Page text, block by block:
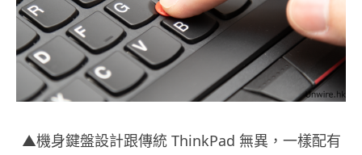
▲機身鍵盤設計跟傳統 ThinkPad 無異，一樣配有